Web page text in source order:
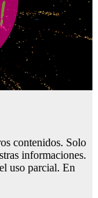
contenidos. Solo
informaciones.
uso parcial. En